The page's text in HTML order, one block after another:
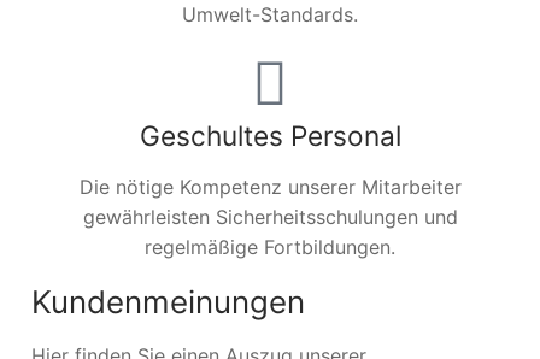
Umwelt-Standards.
Geschultes Personal
Die nötige Kompetenz unserer Mitarbeiter
gewährleisten Sicherheitsschulungen und
regelmäßige Fortbildungen.
Kundenmeinungen